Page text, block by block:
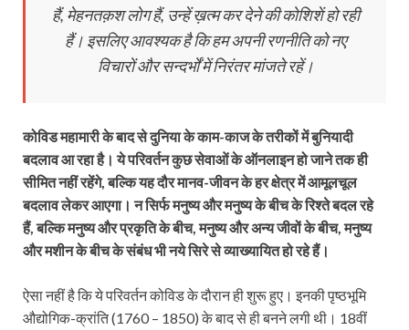
हैं, मेहनतक़श लोग हैं, उन्हें ख़त्म कर देने की कोशिशें हो रही
हैं। इसलिए आवश्यक है कि हम अपनी रणनीति को नए
विचारों और सन्दर्भों में निरंतर मांजते रहें।
कोविड महामारी के बाद से दुनिया के काम-काज के तरीकों में बुनियादी
बदलाव आ रहा है। ये परिवर्तन कुछ सेवाओं के ऑनलाइन हो जाने तक ही
सीमित नहीं रहेंगे, बल्कि यह दौर मानव-जीवन के हर क्षेत्र में आमूलचूल
बदलाव लेकर आएगा। न सिर्फ मनुष्य और मनुष्य के बीच के रिश्ते बदल रहे
हैं, बल्कि मनुष्य और प्रकृति के बीच, मनुष्य और अन्य जीवों के बीच, मनुष्य
और मशीन के बीच के संबंध भी नये सिरे से व्याख्यायित हो रहे हैं।
ऐसा नहीं है कि ये परिवर्तन कोविड के दौरान ही शुरू हुए। इनकी पृष्ठभूमि
औद्योगिक-क्रांति (1760 – 1850) के बाद से ही बनने लगी थी। 18वीं